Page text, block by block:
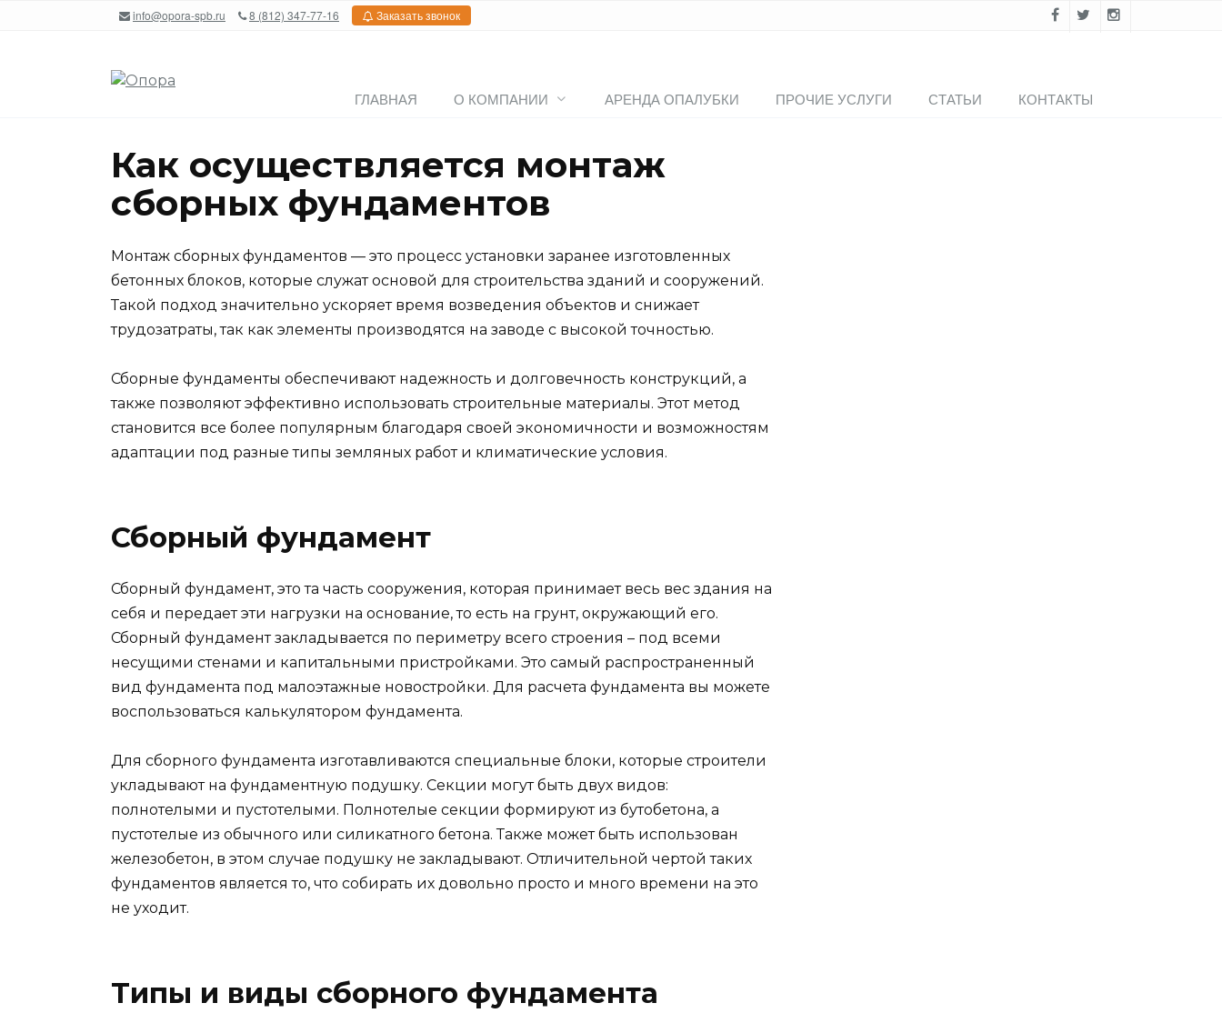
info@opora-spb.ru 8 (812) 347-77-16 Заказать звонок
ГЛАВНАЯ О КОМПАНИИ АРЕНДА ОПАЛУБКИ ПРОЧИЕ УСЛУГИ СТАТЬИ КОНТАКТЫ
Как осуществляется монтаж
сборных фундаментов
Монтаж сборных фундаментов — это процесс установки заранее изготовленных
бетонных блоков, которые служат основой для строительства зданий и сооружений.
Такой подход значительно ускоряет время возведения объектов и снижает
трудозатраты, так как элементы производятся на заводе с высокой точностью.
Сборные фундаменты обеспечивают надежность и долговечность конструкций, а
также позволяют эффективно использовать строительные материалы. Этот метод
становится все более популярным благодаря своей экономичности и возможностям
адаптации под разные типы земляных работ и климатические условия.
Сборный фундамент
Сборный фундамент, это та часть сооружения, которая принимает весь вес здания на
себя и передает эти нагрузки на основание, то есть на грунт, окружающий его.
Сборный фундамент закладывается по периметру всего строения – под всеми
несущими стенами и капитальными пристройками. Это самый распространенный
вид фундамента под малоэтажные новостройки. Для расчета фундамента вы можете
воспользоваться калькулятором фундамента.
Для сборного фундамента изготавливаются специальные блоки, которые строители
укладывают на фундаментную подушку. Секции могут быть двух видов:
полнотелыми и пустотелыми. Полнотелые секции формируют из бутобетона, а
пустотелые из обычного или силикатного бетона. Также может быть использован
железобетон, в этом случае подушку не закладывают. Отличительной чертой таких
фундаментов является то, что собирать их довольно просто и много времени на это
не уходит.
Типы и виды сборного фундамента